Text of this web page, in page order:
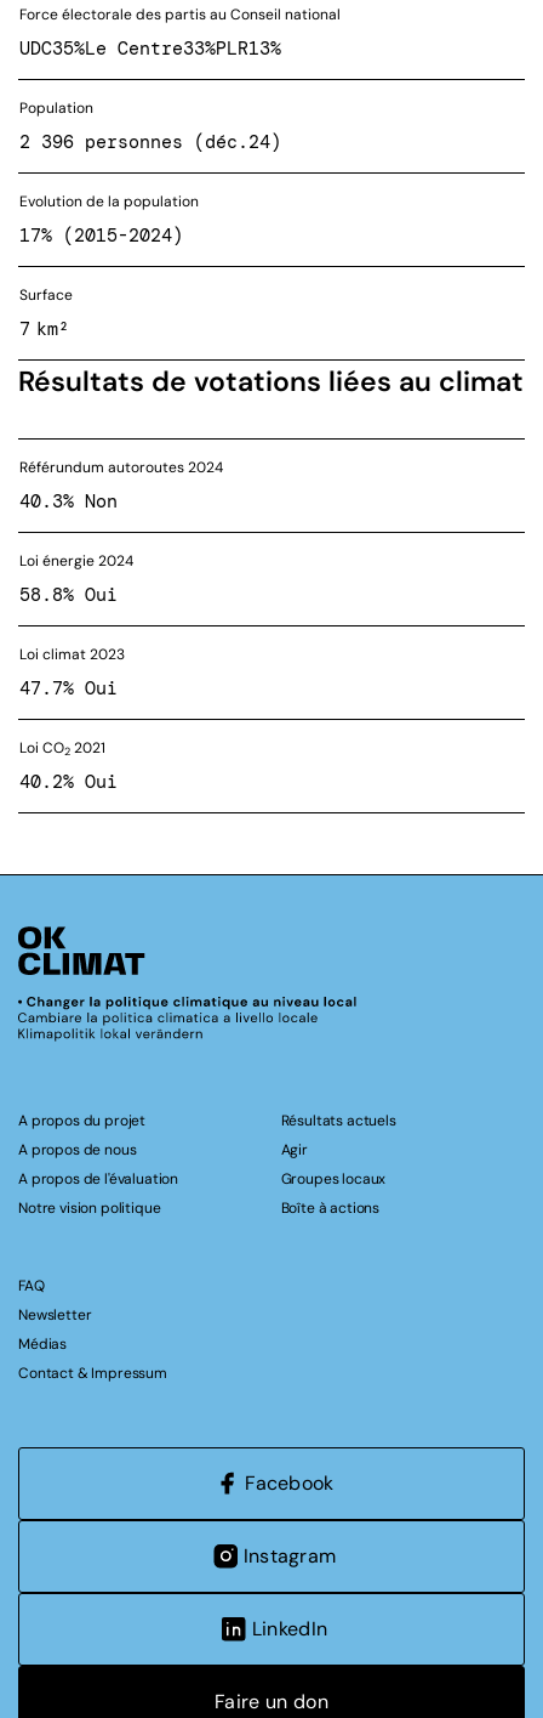
Force électorale des partis au Conseil national
UDC35%Le Centre33%PLR13%
Population
2 396 personnes (déc.24)
Evolution de la population
17% (2015-2024)
Surface
7 km²
Résultats de votations liées au climat
Référundum autoroutes 2024
40.3% Non
Loi énergie 2024
58.8% Oui
Loi climat 2023
47.7% Oui
Loi CO2 2021
40.2% Oui
A propos du projet
A propos de nous
A propos de l'évaluation
Notre vision politique
Résultats actuels
Agir
Groupes locaux
Boîte à actions
FAQ
Newsletter
Médias
Contact & Impressum
Facebook
Instagram
LinkedIn
Faire un don